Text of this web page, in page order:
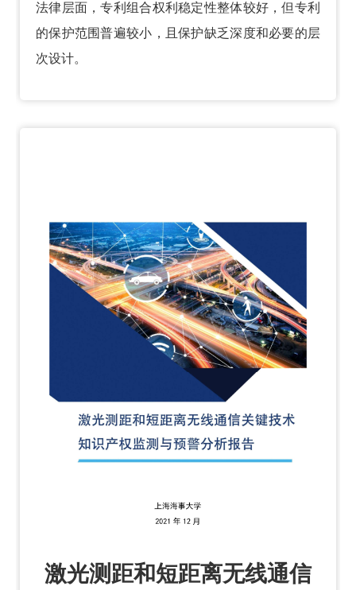
法律层面，专利组合权利稳定性整体较好，但专利
的保护范围普遍较小，且保护缺乏深度和必要的层
次设计。
激光测距和短距离无线通信